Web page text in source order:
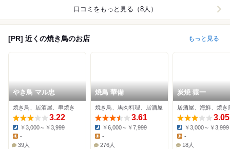
口コミをもっと見る（8人）
[PR] 近くの焼き鳥のお店 もっと見る
やき鳥 マル忠
焼き鳥、居酒屋、串焼き
3.22
Dinner:
￥3,000～￥3,999
Lunch:
-
39人
焼鳥 華備
焼き鳥、馬肉料理、居酒屋
3.61
Dinner:
￥6,000～￥7,999
-
276人
炭焼 猿一
居酒屋、海鮮、焼き
3.05
Dinner:
￥3,000～￥3,999
Lunch:
-
18人